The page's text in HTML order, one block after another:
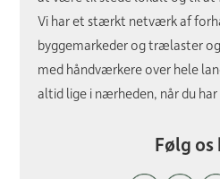
Vi har et stærkt netværk af
byggemarkeder og trælaster
med håndværkere over hele
altid lige i nærheden, når du
Følg os